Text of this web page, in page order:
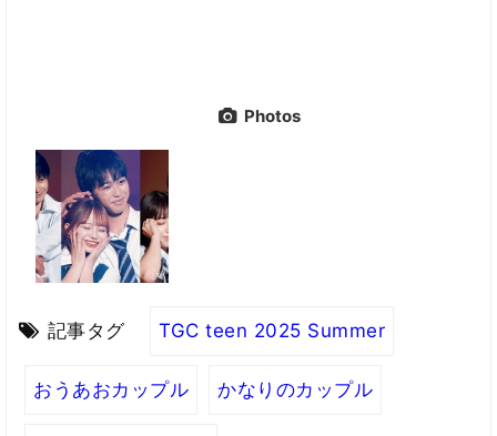
Photos
記事タグ TGC teen 2025 Summer
おうあおカップル かなりのカップル